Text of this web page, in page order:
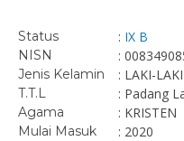
Status : IX B
NISN :
Jenis Kelamin : LAKI-LAKI
T.T.L : Padang
Agama : KRISTEN
Mulai Masuk : 2020